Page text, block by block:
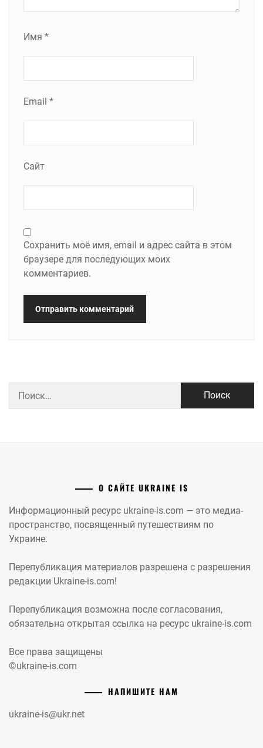
Имя *
Email *
Сайт
Сохранить моё имя, email и адрес сайта в этом
браузере для последующих моих
комментариев.
О САЙТЕ UKRAINE IS
Информационный ресурс ukraine-is.com — это медиа-
пространство, посвященный путешествиям по
Украине.
Перепубликация материалов разрешена с разрешения
редакции Ukraine-is.com!
Перепубликация возможна после согласования,
обязательна открытая ссылка на ресурс ukraine-is.com
Все права защищены
©ukraine-is.com
НАПИШИТЕ НАМ
ukraine-is@ukr.net